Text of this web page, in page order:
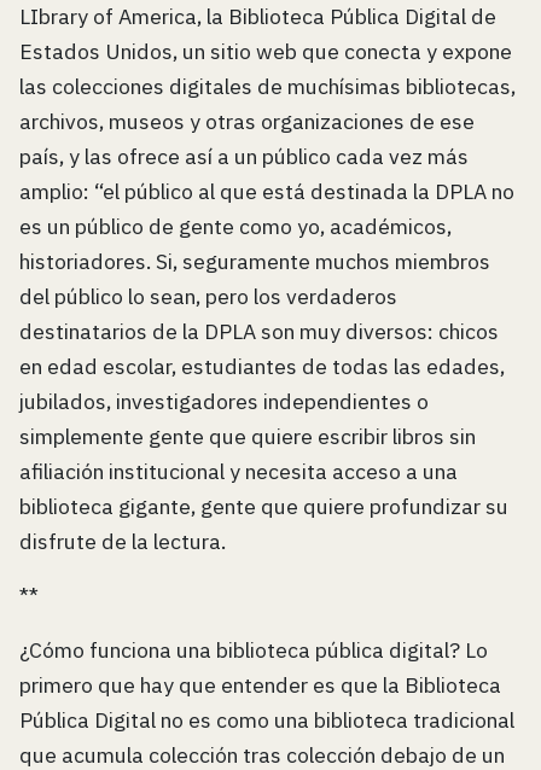
LIbrary of America, la Biblioteca Pública Digital de
Estados Unidos, un sitio web que conecta y expone
las colecciones digitales de muchísimas bibliotecas,
archivos, museos y otras organizaciones de ese
país, y las ofrece así a un público cada vez más
amplio: “el público al que está destinada la DPLA no
es un público de gente como yo, académicos,
historiadores. Si, seguramente muchos miembros
del público lo sean, pero los verdaderos
destinatarios de la DPLA son muy diversos: chicos
en edad escolar, estudiantes de todas las edades,
jubilados, investigadores independientes o
simplemente gente que quiere escribir libros sin
afiliación institucional y necesita acceso a una
biblioteca gigante, gente que quiere profundizar su
disfrute de la lectura.
**
¿Cómo funciona una biblioteca pública digital? Lo
primero que hay que entender es que la Biblioteca
Pública Digital no es como una biblioteca tradicional
que acumula colección tras colección debajo de un